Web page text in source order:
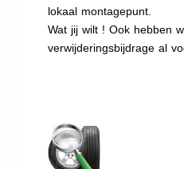
lokaal montagepunt.
Wat jij wilt ! Ook hebben
verwijderingsbijdrage al